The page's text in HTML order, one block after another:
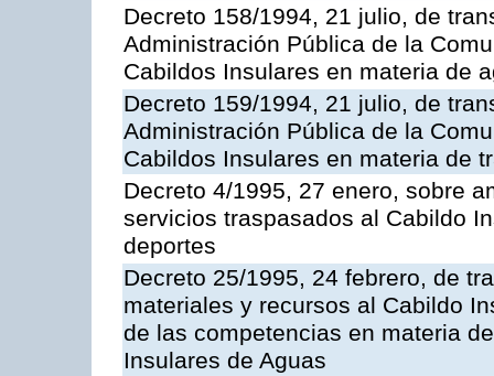
Decreto 158/1994, 21 julio, de
Administración Pública de la
Cabildos Insulares en materia de
Decreto 159/1994, 21 julio, de
Administración Pública de la
Cabildos Insulares en materia de
Decreto 4/1995, 27 enero, sobre
servicios traspasados al Cabildo
deportes
Decreto 25/1995, 24 febrero, de
materiales y recursos al Cabildo
de las competencias en materia
Insulares de Aguas